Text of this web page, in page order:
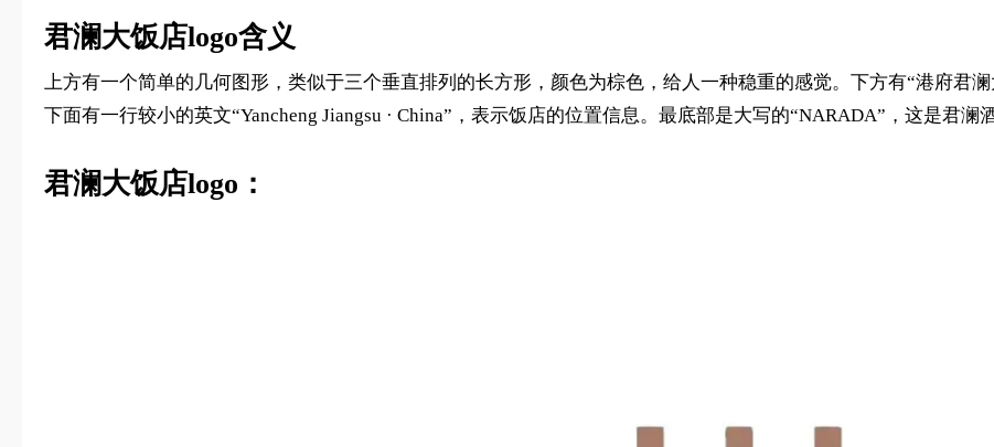
君澜大饭店logo含义
上方有一个简单的几何图形，类似于三个垂直排列的长方形，颜色为棕色，给人一种稳重的感觉。下方有“港府君
下面有一行较小的英文“Yancheng Jiangsu · China”，表示饭店的位置信息。最底部是大写的“NARADA”，这是君澜
君澜大饭店logo：